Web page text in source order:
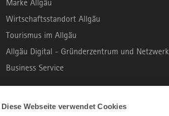
Diese Webseite verwendet Cookies
Marke Allgäu
Wirtschaftsstandort Allgäu
Tourismus im Allgäu
Allgäu Digital - Gründerzentrum und Netzwerk
Business Service
B2C PORTAL